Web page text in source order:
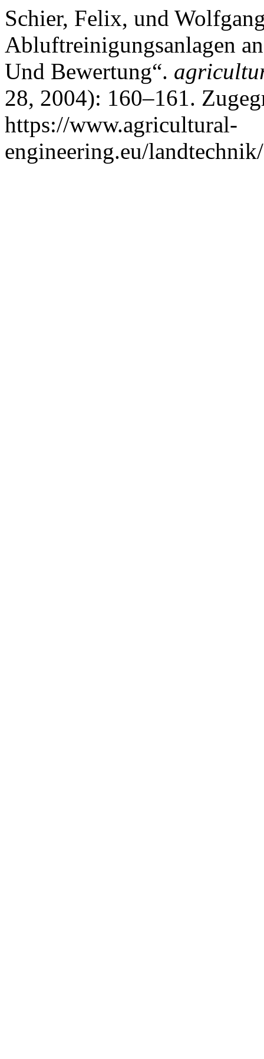
Schier, Felix, und
Abluftreinigungsanlagen
Und Bewertung“.
28, 2004): 160–161.
https://www.agricultural-
engineering.eu/